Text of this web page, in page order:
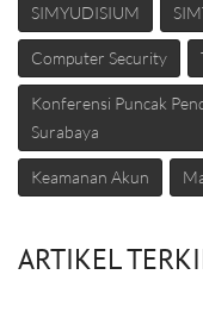
SIMYUDISIUM
Computer Security
Konferensi Puncak
Surabaya
Keamanan Akun
ARTIKEL